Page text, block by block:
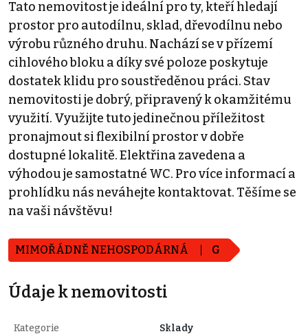
Tato nemovitost je ideální pro ty, kteří hledají
prostor pro autodílnu, sklad, dřevodílnu nebo
výrobu různého druhu. Nachází se v přízemí
cihlového bloku a díky své poloze poskytuje
dostatek klidu pro soustředěnou práci. Stav
nemovitosti je dobrý, připravený k okamžitému
využití. Využijte tuto jedinečnou příležitost
pronajmout si flexibilní prostor v dobře
dostupné lokalitě. Elektřina zavedena a
výhodou je samostatné WC. Pro více informací a
prohlídku nás neváhejte kontaktovat. Těšíme se
na vaši návštěvu!
MIMOŘÁDNĚ NEHOSPODÁRNÁ G
Údaje k nemovitosti
Kategorie Sklady